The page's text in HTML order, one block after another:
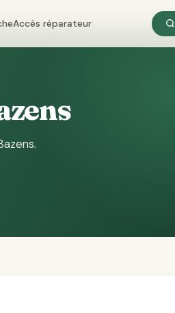
Accès réparateur
.